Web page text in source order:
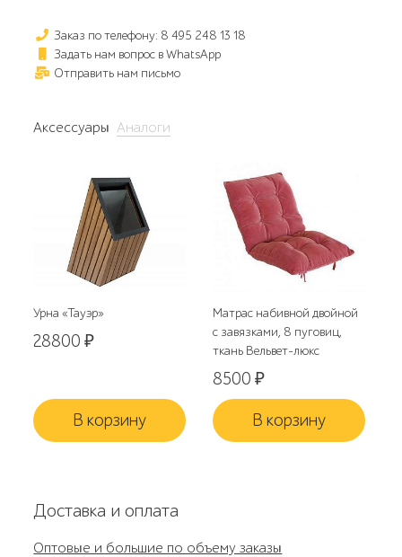
Заказ по телефону: 8 495 248 13 18
Задать нам вопрос в WhatsApp
Отправить нам письмо
Аксессуары Аналоги
Урна «Тауэр»
28800₽
В корзину
Матрас набивной двойной
с завязками, 8 пуговиц,
ткань Вельвет-люкс
8500₽
В корзину
Доставка и оплата
Оптовые и большие по объему заказы